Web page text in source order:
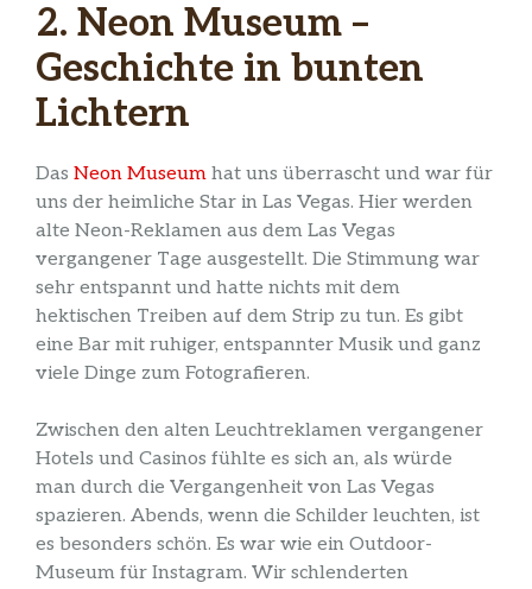
2. Neon Museum –
Geschichte in bunten
Lichtern
Das Neon Museum hat uns überrascht und war für
uns der heimliche Star in Las Vegas. Hier werden
alte Neon-Reklamen aus dem Las Vegas
vergangener Tage ausgestellt. Die Stimmung war
sehr entspannt und hatte nichts mit dem
hektischen Treiben auf dem Strip zu tun. Es gibt
eine Bar mit ruhiger, entspannter Musik und ganz
viele Dinge zum Fotografieren.
Zwischen den alten Leuchtreklamen vergangener
Hotels und Casinos fühlte es sich an, als würde
man durch die Vergangenheit von Las Vegas
spazieren. Abends, wenn die Schilder leuchten, ist
es besonders schön. Es war wie ein Outdoor-
Museum für Instagram. Wir schlenderten